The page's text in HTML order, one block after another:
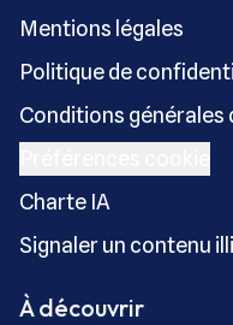
Mentions légales
Politique de
Conditions générales
Charte IA
Signaler un contenu
À découvrir